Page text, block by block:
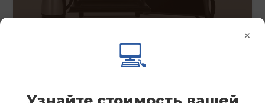
×
💻